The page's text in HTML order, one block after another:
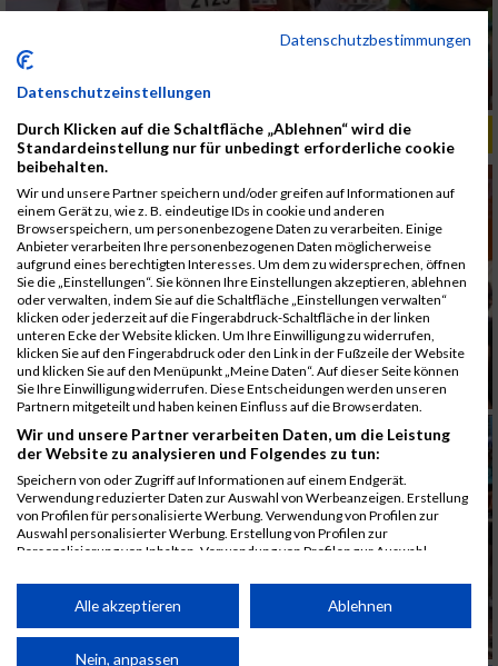
ALBUM B2RUN MÜNCHEN, B2RUN / 16.07.2019
Datenschutzbestimmungen
Datenschutzeinstellungen
Durch Klicken auf die Schaltfläche „Ablehnen“ wird die
Standardeinstellung nur für unbedingt erforderliche cookie
beibehalten.
Wir und unsere Partner speichern und/oder greifen auf Informationen auf
einem Gerät zu, wie z. B. eindeutige IDs in cookie und anderen
Browserspeichern, um personenbezogene Daten zu verarbeiten. Einige
Anbieter verarbeiten Ihre personenbezogenen Daten möglicherweise
aufgrund eines berechtigten Interesses. Um dem zu widersprechen, öffnen
Sie die „Einstellungen“. Sie können Ihre Einstellungen akzeptieren, ablehnen
oder verwalten, indem Sie auf die Schaltfläche „Einstellungen verwalten“
klicken oder jederzeit auf die Fingerabdruck-Schaltfläche in der linken
unteren Ecke der Website klicken. Um Ihre Einwilligung zu widerrufen,
klicken Sie auf den Fingerabdruck oder den Link in der Fußzeile der Website
und klicken Sie auf den Menüpunkt „Meine Daten“. Auf dieser Seite können
Sie Ihre Einwilligung widerrufen. Diese Entscheidungen werden unseren
Partnern mitgeteilt und haben keinen Einfluss auf die Browserdaten.
Wir und unsere Partner verarbeiten Daten, um die Leistung
der Website zu analysieren und Folgendes zu tun:
Speichern von oder Zugriff auf Informationen auf einem Endgerät.
Verwendung reduzierter Daten zur Auswahl von Werbeanzeigen. Erstellung
von Profilen für personalisierte Werbung. Verwendung von Profilen zur
Auswahl personalisierter Werbung. Erstellung von Profilen zur
Personalisierung von Inhalten. Verwendung von Profilen zur Auswahl
Performance von Inhalten. Analyse von Zielgruppen durch Statistiken oder
Kombinationen von Daten aus verschiedenen Quellen. Entwicklung und
von Inhalten.
Daten können außerhalb der Europäischen Union weitergegeben und in die
Alle akzeptieren Ablehnen
Nein, anpassen